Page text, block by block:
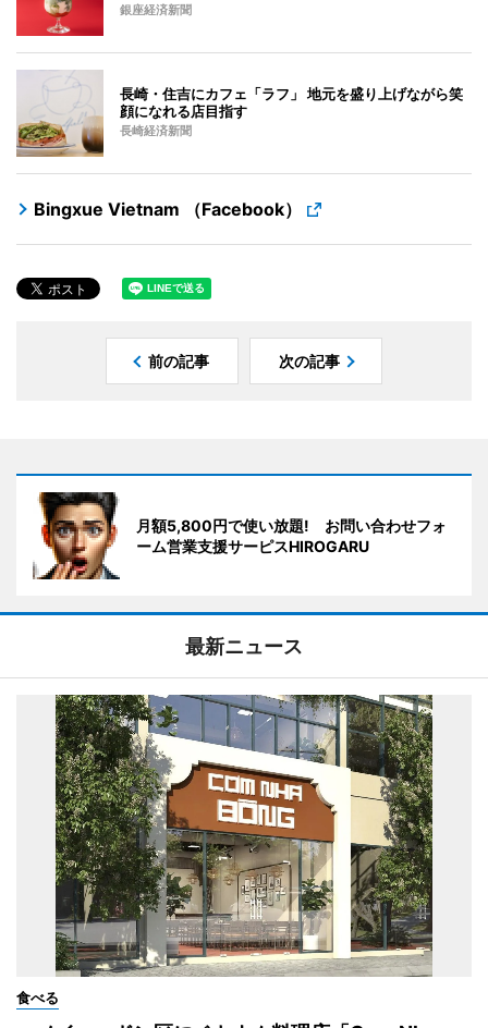
銀座経済新聞
長崎・住吉にカフェ「ラフ」 地元を盛り上げながら笑
顔になれる店目指す
長崎経済新聞
Bingxue Vietnam （Facebook）
前の記事 次の記事
月額5,800円で使い放題! お問い合わせフォ
ーム営業支援サーピスHIROGARU
最新ニュース
食べる